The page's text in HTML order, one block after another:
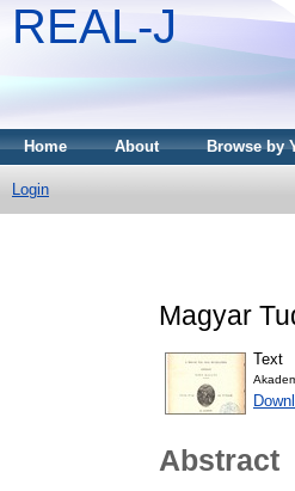
REAL-J
Home About Browse by
Login
Magyar
Text
Abstract